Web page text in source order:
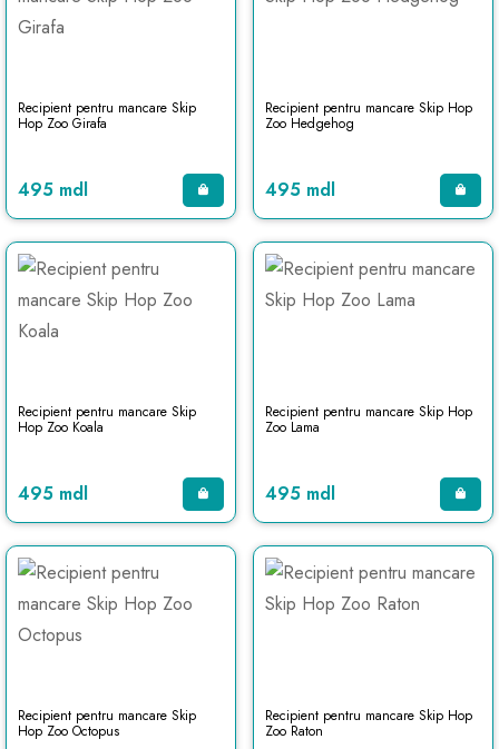
Recipient pentru mancare Skip
Hop Zoo Girafa
495 mdl
Recipient pentru mancare Skip Hop
Zoo Hedgehog
495 mdl
Recipient pentru mancare Skip
Hop Zoo Koala
495 mdl
Recipient pentru mancare Skip Hop
Zoo Lama
495 mdl
Recipient pentru mancare Skip
Hop Zoo Octopus
Recipient pentru mancare Skip Hop
Zoo Raton